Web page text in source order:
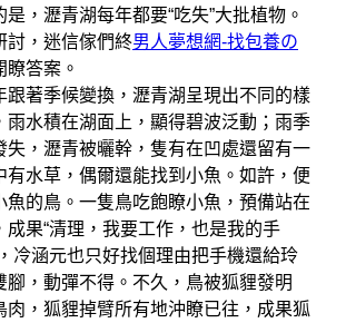
瀝青湖每年都要“吃失”大批植物。
討，迷信傢們終男人夢想網-找包養の
瞭答案。
著季候變換，瀝青湖呈現出不同的樣
雨水積在湖面上，顯得碧波泛動；雨季
失，瀝青被曬幹，隻有在凹處還留有一
有水草，偶爾還能找到小魚。如許，便
魚的鳥。一隻鳥吃飽瞭小魚，預備站在
成果“清理，我要工作，也是我的手
冷涵元也只好找個理由把手機還給玲
腳，動彈不得。不久，鳥被狐貍發明
肉，狐貍掉臂所有地沖瞭已往，成果狐